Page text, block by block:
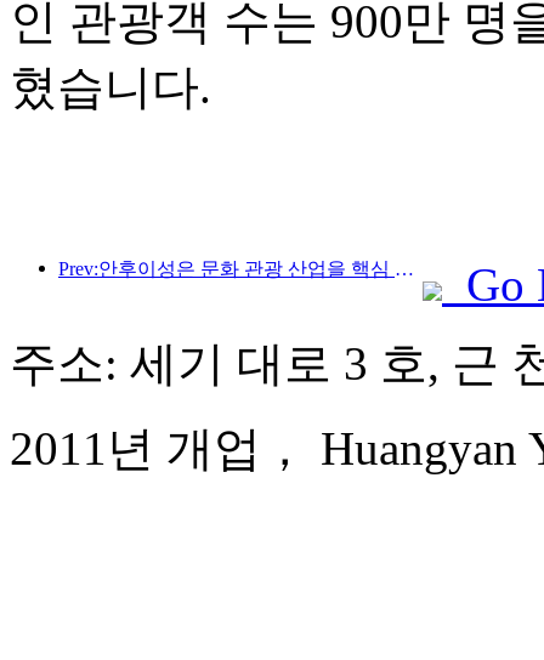
인 관광객 수는 900만 명
혔습니다.
Prev:안후이성은 문화 관광 산업을 핵심 산업으로 육성하는 것을 목표로 하는 '제15차 5개년 계획'을 발표했습니다.
Go
주소: 세기 대로 3 호, 근
2011년 개업， Huangyan